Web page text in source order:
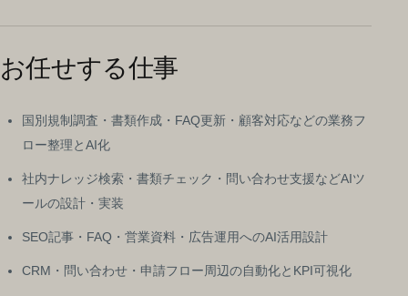
お任せする仕事
国別規制調査・書類作成・FAQ更新・顧客対応などの業務フ
ロー整理とAI化
社内ナレッジ検索・書類チェック・問い合わせ支援などAIツ
ールの設計・実装
SEO記事・FAQ・営業資料・広告運用へのAI活用設計
CRM・問い合わせ・申請フロー周辺の自動化とKPI可視化